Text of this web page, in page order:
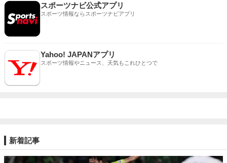
スポーツナビ公式アプリ
スポーツ情報ならスポーツナビアプリ
Yahoo! JAPANアプリ
スポーツ情報やニュース、天気もこれひとつで
新着記事